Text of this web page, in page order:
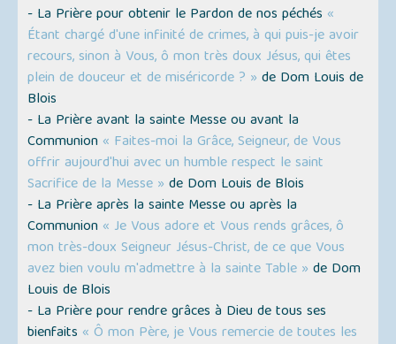
- La Prière pour obtenir le Pardon de nos péchés «
Étant chargé d'une infinité de crimes, à qui puis-je avoir
recours, sinon à Vous, ô mon très doux Jésus, qui êtes
plein de douceur et de miséricorde ? » de Dom Louis de
Blois
- La Prière avant la sainte Messe ou avant la
Communion « Faites-moi la Grâce, Seigneur, de Vous
offrir aujourd'hui avec un humble respect le saint
Sacrifice de la Messe » de Dom Louis de Blois
- La Prière après la sainte Messe ou après la
Communion « Je Vous adore et Vous rends grâces, ô
mon très-doux Seigneur Jésus-Christ, de ce que Vous
avez bien voulu m'admettre à la sainte Table » de Dom
Louis de Blois
- La Prière pour rendre grâces à Dieu de tous ses
bienfaits « Ô mon Père, je Vous remercie de toutes les